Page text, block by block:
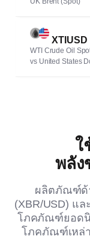
XTIUSD
WTI Crude Oil
vs United States
ใ
พลัง
ผลิตภัณฑ์ด้
(XBR/USD) แ
โภคภัณฑ์ยอดนิ
โภคภัณฑ์เหล่